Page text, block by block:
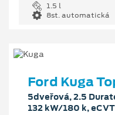
1.5 l
8st. automatická
Ford Kuga
5dveřová, 2.5
132 kW/180 k,